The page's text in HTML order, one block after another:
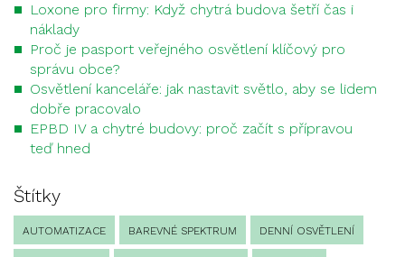
Loxone pro firmy: Když chytrá budova šetří čas i
náklady
Proč je pasport veřejného osvětlení klíčový pro
správu obce?
Osvětlení kanceláře: jak nastavit světlo, aby se lidem
dobře pracovalo
EPBD IV a chytré budovy: proč začít s přípravou
teď hned
Štítky
AUTOMATIZACE BAREVNÉ SPEKTRUM DENNÍ OSVĚTLENÍ